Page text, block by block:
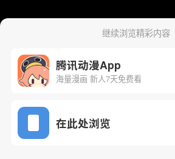
继续浏览精彩内容
腾讯动漫App
海量漫画 新人7天免费看
在此处浏览